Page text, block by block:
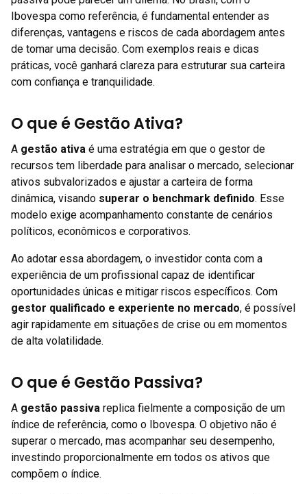
Ibovespa como referência, é fundamental entender as
diferenças, vantagens e riscos de cada abordagem antes
de tomar uma decisão. Com exemplos reais e dicas
práticas, você ganhará clareza para estruturar sua carteira
com confiança e tranquilidade.
O que é Gestão Ativa?
A gestão ativa é uma estratégia em que o gestor de
recursos tem liberdade para analisar o mercado, selecionar
ativos subvalorizados e ajustar a carteira de forma
dinâmica, visando superar o benchmark definido. Esse
modelo exige acompanhamento constante de cenários
políticos, econômicos e corporativos.
Ao adotar essa abordagem, o investidor conta com a
experiência de um profissional capaz de identificar
oportunidades únicas e mitigar riscos específicos. Com
gestor qualificado e experiente no mercado, é possível
agir rapidamente em situações de crise ou em momentos
de alta volatilidade.
O que é Gestão Passiva?
A gestão passiva replica fielmente a composição de um
índice de referência, como o Ibovespa. O objetivo não é
superar o mercado, mas acompanhar seu desempenho,
investindo proporcionalmente em todos os ativos que
compõem o índice.